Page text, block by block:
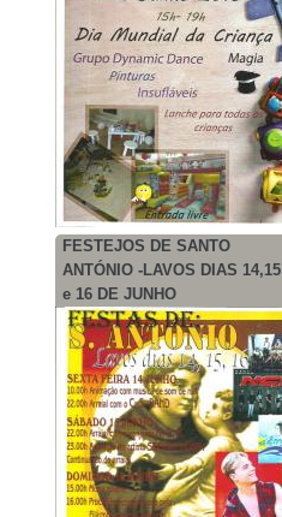
FESTEJOS DE SANTO
ANTÓNIO -LAVOS DIAS 14,15
e 16 DE JUNHO